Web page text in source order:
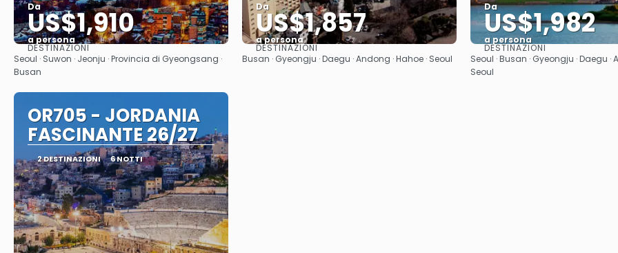
Da
US$1,910
a persona
Vedere
DESTINAZIONI
Seoul · Suwon · Jeonju · Provincia di Gyeongsang ·
Busan
Da
US$1,857
a persona
Vedere
DESTINAZIONI
Busan · Gyeongju · Daegu · Andong · Hahoe · Seoul
Da
US$1,982
a persona
Vedere
DESTINAZIONI
Seoul · Busan · Gyeongju · Daegu ·
Seoul
OR705 - JORDANIA
FASCINANTE 26/27
2 DESTINAZIONI 6 NOTTI